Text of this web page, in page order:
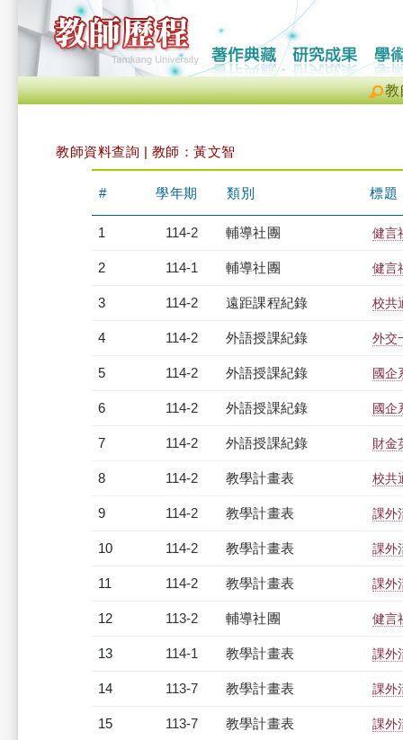
教
教師資料查詢 | 教師：黃文智
# 學年期 類別 標題
1 114-2 輔導社團 健言
2 114-1 輔導社團 健言
3 114-2 遠距課程紀錄 校共
4 114-2 外語授課紀錄 外交
5 114-2 外語授課紀錄 國企
6 114-2 外語授課紀錄 國企
7 114-2 外語授課紀錄 財金
8 114-2 教學計畫表 校共
9 114-2 教學計畫表 課外
10 114-2 教學計畫表 課外
11 114-2 教學計畫表 課外
12 113-2 輔導社團 健言
13 114-1 教學計畫表 課外
14 113-7 教學計畫表 課外
15 113-7 教學計畫表 課外